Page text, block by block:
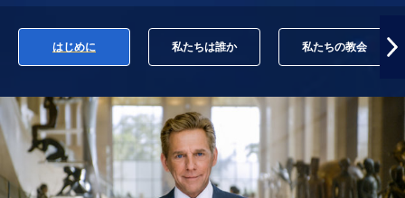
はじめに 私たちは誰か 私たちの教会